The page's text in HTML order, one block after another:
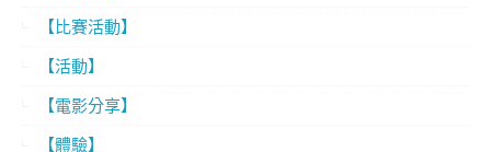
【比賽活動】
【活動】
【電影分享】
【體驗】